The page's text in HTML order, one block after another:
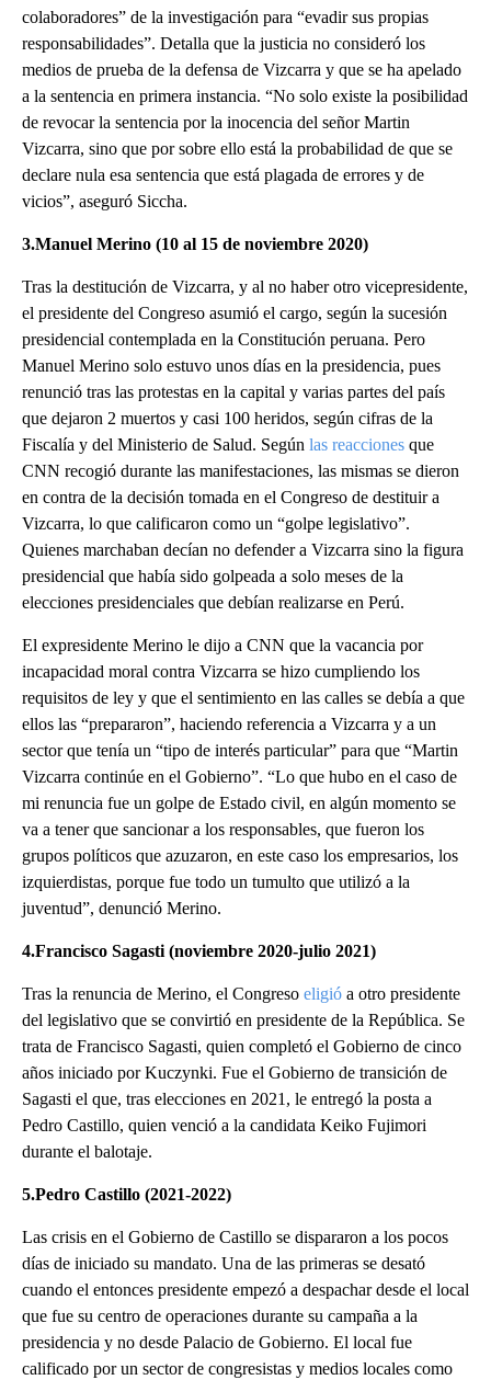
colaboradores” de la investigación para “evadir sus propias
responsabilidades”. Detalla que la justicia no consideró los
medios de prueba de la defensa de Vizcarra y que se ha apelado
a la sentencia en primera instancia. “No solo existe la posibilidad
de revocar la sentencia por la inocencia del señor Martin
Vizcarra, sino que por sobre ello está la probabilidad de que se
declare nula esa sentencia que está plagada de errores y de
vicios”, aseguró Siccha.
3.Manuel Merino (10 al 15 de noviembre 2020)
Tras la destitución de Vizcarra, y al no haber otro vicepresidente,
el presidente del Congreso asumió el cargo, según la sucesión
presidencial contemplada en la Constitución peruana. Pero
Manuel Merino solo estuvo unos días en la presidencia, pues
renunció tras las protestas en la capital y varias partes del país
que dejaron 2 muertos y casi 100 heridos, según cifras de la
Fiscalía y del Ministerio de Salud. Según las reacciones que
CNN recogió durante las manifestaciones, las mismas se dieron
en contra de la decisión tomada en el Congreso de destituir a
Vizcarra, lo que calificaron como un “golpe legislativo”.
Quienes marchaban decían no defender a Vizcarra sino la figura
presidencial que había sido golpeada a solo meses de la
elecciones presidenciales que debían realizarse en Perú.
El expresidente Merino le dijo a CNN que la vacancia por
incapacidad moral contra Vizcarra se hizo cumpliendo los
requisitos de ley y que el sentimiento en las calles se debía a que
ellos las “prepararon”, haciendo referencia a Vizcarra y a un
sector que tenía un “tipo de interés particular” para que “Martin
Vizcarra continúe en el Gobierno”. “Lo que hubo en el caso de
mi renuncia fue un golpe de Estado civil, en algún momento se
va a tener que sancionar a los responsables, que fueron los
grupos políticos que azuzaron, en este caso los empresarios, los
izquierdistas, porque fue todo un tumulto que utilizó a la
juventud”, denunció Merino.
4.Francisco Sagasti (noviembre 2020-julio 2021)
Tras la renuncia de Merino, el Congreso eligió a otro presidente
del legislativo que se convirtió en presidente de la República. Se
trata de Francisco Sagasti, quien completó el Gobierno de cinco
años iniciado por Kuczynki. Fue el Gobierno de transición de
Sagasti el que, tras elecciones en 2021, le entregó la posta a
Pedro Castillo, quien venció a la candidata Keiko Fujimori
durante el balotaje.
5.Pedro Castillo (2021-2022)
Las crisis en el Gobierno de Castillo se dispararon a los pocos
días de iniciado su mandato. Una de las primeras se desató
cuando el entonces presidente empezó a despachar desde el local
que fue su centro de operaciones durante su campaña a la
presidencia y no desde Palacio de Gobierno. El local fue
calificado por un sector de congresistas y medios locales como